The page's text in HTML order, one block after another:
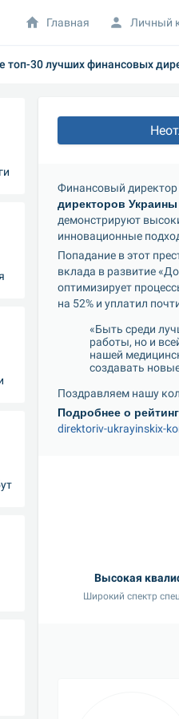
топ-30 лучших финансовых
Финансовый
директоров Украины
демонстрируют
инновационные
Попадание в этот
вклада в развитие
оптимизирует
на 52% и уплатил
«Быть среди
работы, но и
нашей
создавать
Поздравляем нашу
Подробнее о
direktoriv-ukrayinskix-
Высокая
Широкий спектр
Главная Личный